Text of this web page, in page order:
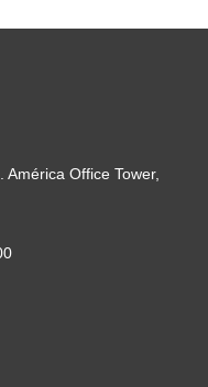
Office Tower,